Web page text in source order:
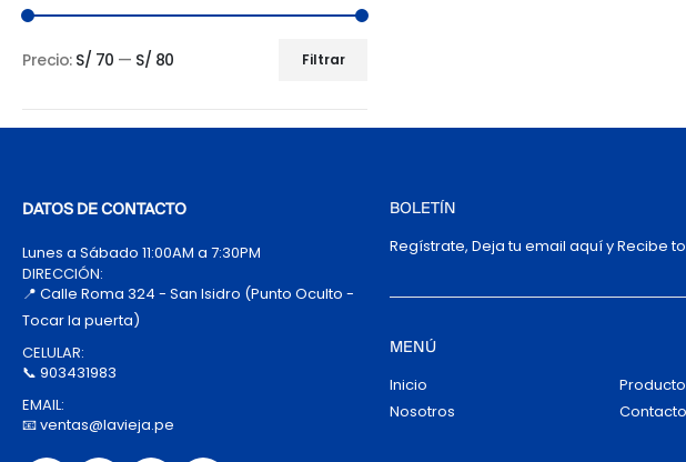
mínimo
máximo
Filtrar
Precio: S/ 70 — S/ 80
DATOS DE CONTACTO
Lunes a Sábado 11:00AM a 7:30PM
DIRECCIÓN:
📍 Calle Roma 324 - San Isidro (Punto Oculto -
Tocar la puerta)
CELULAR:
📞 903431983
EMAIL:
📧 ventas@lavieja.pe
BOLETÍN
Regístrate, Deja tu email aquí y Recibe
MENÚ
Inicio
Nosotros
Contacto